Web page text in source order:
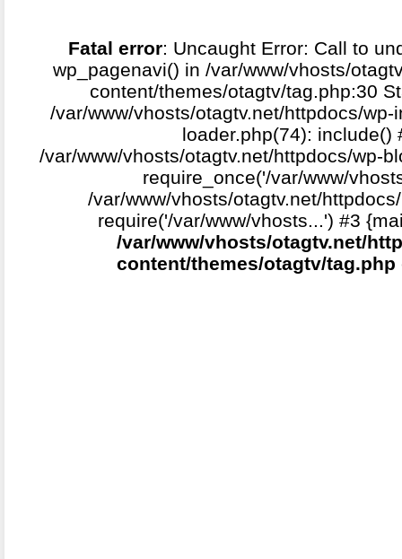
Fatal error: Uncaught Error: Call to
wp_pagenavi() in /var/www/vhosts/
content/themes/otagtv/tag.php:30
/var/www/vhosts/otagtv.net/httpdocs/
loader.php(74): include()
/var/www/vhosts/otagtv.net/httpdocs/wp-
require_once('/var/www/
/var/www/vhosts/otagtv.net/
require('/var/www/vhosts...') #3
/var/www/vhosts/otagtv.net/
content/themes/otagtv/tag.php